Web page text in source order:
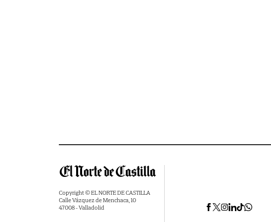
Copyright © EL NORTE DE CASTILLA
Calle Vázquez de Menchaca, 10
47008 - Valladolid